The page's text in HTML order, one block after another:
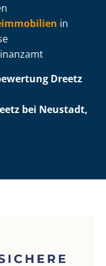
in
Dreetz
bei Neustadt,